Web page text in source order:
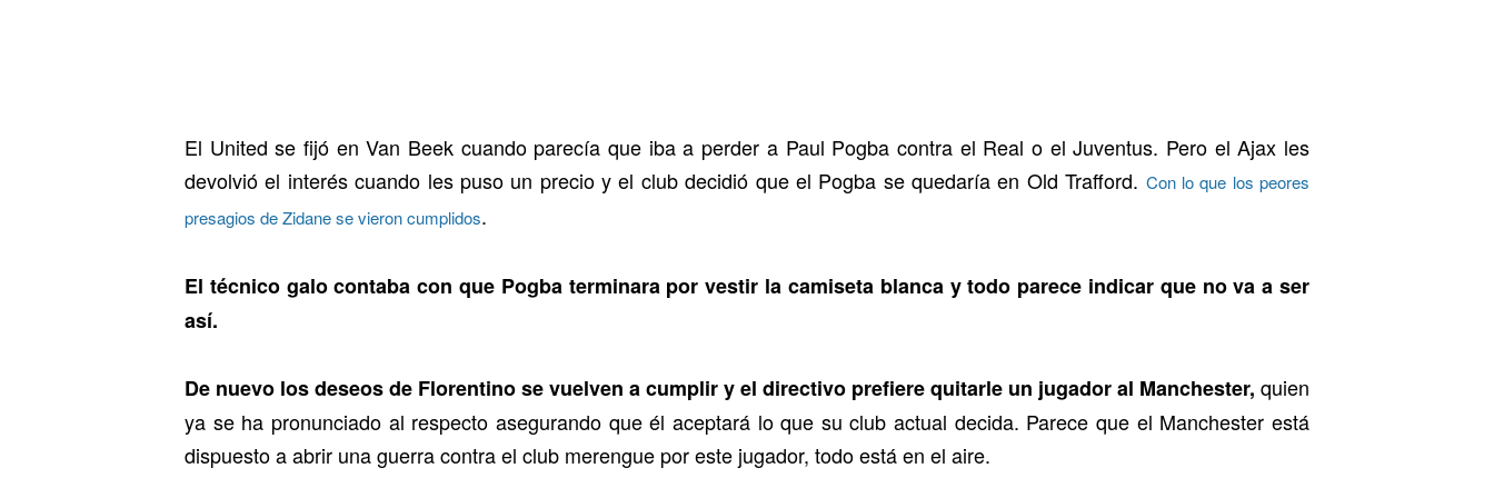
El United se fijó en Van Beek cuando parecía que iba a perder a Paul Pogba contra el Real o el Juventus. Pero el Ajax les
devolvió el interés cuando les puso un precio y el club decidió que el Pogba se quedaría en Old Trafford. Con lo que los peores
presagios de Zidane se vieron cumplidos.
El técnico galo contaba con que Pogba terminara por vestir la camiseta blanca y todo parece indicar que no va a ser
así.
De nuevo los deseos de Florentino se vuelven a cumplir y el directivo prefiere quitarle un jugador al Manchester, quien
ya se ha pronunciado al respecto asegurando que él aceptará lo que su club actual decida. Parece que el Manchester está
dispuesto a abrir una guerra contra el club merengue por este jugador, todo está en el aire.